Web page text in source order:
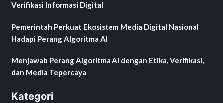
Verifikasi Informasi Digital
Pemerintah Perkuat Ekosistem Media Digital Nasional
Hadapi Perang Algoritma AI
Menjawab Perang Algoritma AI dengan Etika, Verifikasi,
dan Media Tepercaya
Kategori